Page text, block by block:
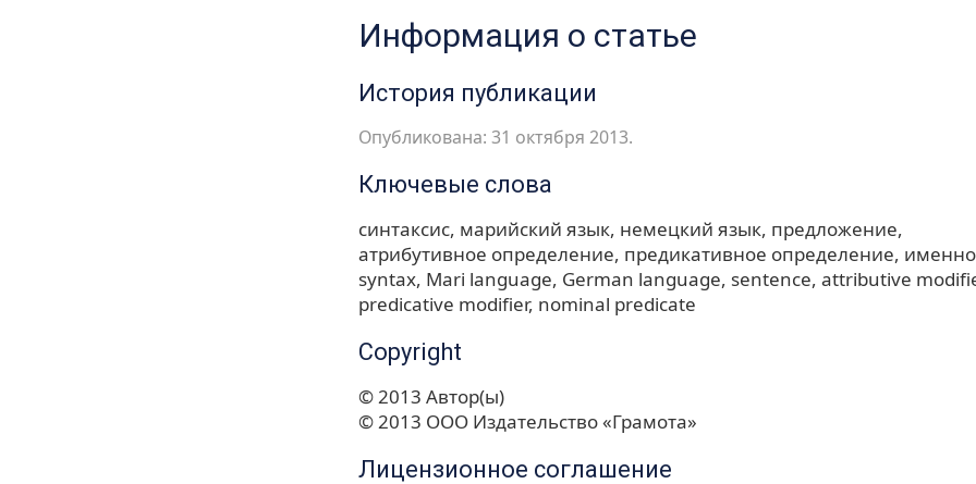
Информация о статье
История публикации
Опубликована: 31 октября 2013.
Ключевые слова
синтаксис марийский язык немецкий язык предложение
атрибутивное определение предикативное определение
syntax Mari language German language sentence attributive
predicative modifier nominal predicate
Copyright
© 2013 Автор(ы)
© 2013 ООО Издательство «Грамота»
Лицензионное соглашение